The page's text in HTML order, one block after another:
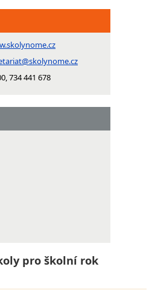
734 441 678
pro školní rok